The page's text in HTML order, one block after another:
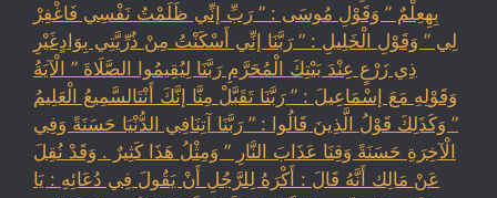
بِهِعِلْمٌ ” وَقَوْلِ مُوسَى : ” رَبِّ إنِّي ظَلَمْتُ نَفْسِي فَاغْفِرْ
لِي ” وَقَوْلِ الْخَلِيلِ : ” رَبَّنَا إنِّي أَسْكَنْتُ مِنْ ذُرِّيَّتِي بِوَادٍغَيْرِ
ذِي زَرْعٍ عِنْدَ بَيْتِكَ الْمُحَرَّمِ رَبَّنَا لِيُقِيمُوا الصَّلَاةَ ” الْآيَةُ
وَقَوْلِهِ مَعَ إسْمَاعِيلَ : ” رَبَّنَا تَقَبَّلْ مِنَّا إنَّكَ أَنْتَالسَّمِيعُ الْعَلِيمُ
” وَكَذَلِكَ قَوْلُ الَّذِينَ قَالُوا : ” رَبَّنَا آتِنَافِي الدُّنْيَا حَسَنَةً وَفِي
الْآخِرَةِ حَسَنَةً وَقِنَا عَذَابَ النَّارِ ” وَمِثْلُ هَذَا كَثِيرٌ . وَقَدْ نُقِلَ
عَنْ مَالِك أَنَّهُ قَالَ : أَكْرَهُ لِلرَّجُلِ أَنْ يَقُولَ فِي دُعَائِهِ : يَا